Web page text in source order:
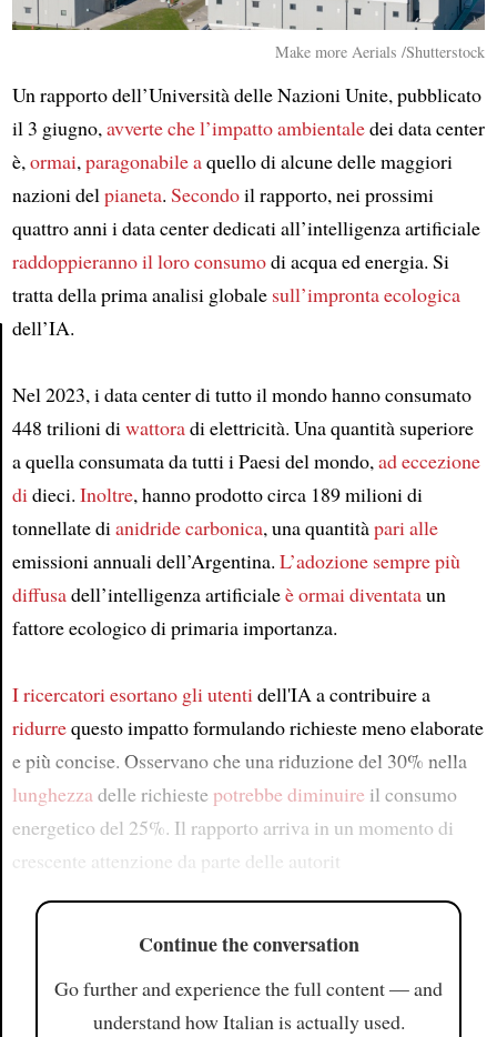
Article
Make more Aerials /Shutterstock
Un rapporto dell’Università delle Nazioni Unite, pubblicato
il 3 giugno, avverte chel’impatto ambientaledei data center
è, ormai, paragonabile aquello di alcune delle maggiori
nazioni del pianeta. Secondoil rapporto, nei prossimi
quattro anni i data center dedicati all’intelligenza artificiale
raddoppierannoil loro consumodi acqua ed energia. Si
tratta della prima analisi globale sull’impronta ecologica
dell’IA.
Nel 2023, i data center di tutto il mondo hanno consumato
448 trilioni di wattoradi elettricità. Una quantità superiore
a quella consumata da tutti i Paesi del mondo, ad eccezione
di dieci. Inoltre, hanno prodotto circa 189 milioni di
tonnellate di anidride carbonica, una quantitàpari alle
emissioni annuali dell’Argentina. L’adozione sempre più
diffusadell’intelligenza artificialeè ormai diventataun
fattore ecologico di primaria importanza.
I ricercatori esortano gli utenti dell'IA a contribuire a
ridurrequesto impatto formulando richieste meno elaborate
e più concise. Osservano che una riduzione del 30% nella
lunghezza delle richieste potrebbe diminuireil consumo
energetico del 25%. Il rapporto arriva in un momento di
crescente attenzione da parte delle autorit
Continue the conversation
Go further and experience the full content — and
understand how Italian is actually used.